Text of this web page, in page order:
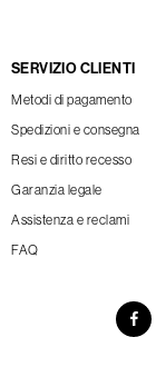
SERVIZIO CLIENTI
Metodi di pagamento
Spedizioni e consegna
Resi e diritto recesso
Garanzia legale
Assistenza e reclami
FAQ